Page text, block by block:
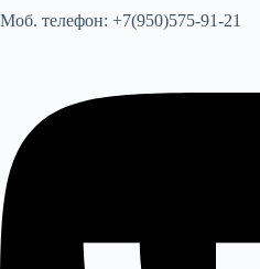
Моб. телефон: +7(950)575-91-21